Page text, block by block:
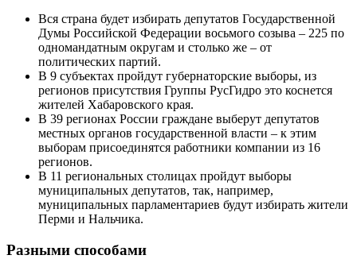
Вся страна будет избирать депутатов Государственной
Думы Российской Федерации восьмого созыва – 225 по
одномандатным округам и столько же – от
политических партий.
В 9 субъектах пройдут губернаторские выборы, из
регионов присутствия Группы РусГидро это коснется
жителей Хабаровского края.
В 39 регионах России граждане выберут депутатов
местных органов государственной власти – к этим
выборам присоединятся работники компании из 16
регионов.
В 11 региональных столицах пройдут выборы
муниципальных депутатов, так, например,
муниципальных парламентариев будут избирать жители
Перми и Нальчика.
Разными способами